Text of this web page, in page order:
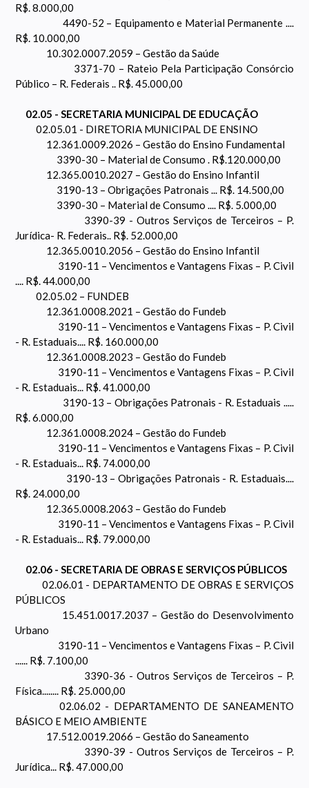
R$. 8.000,00
4490-52 – Equipamento e Material Permanente ....
R$. 10.000,00
10.302.0007.2059 – Gestão da Saúde
3371-70 – Rateio Pela Participação Consórcio
Público – R. Federais .. R$. 45.000,00
02.05 - SECRETARIA MUNICIPAL DE EDUCAÇÃO
02.05.01 - DIRETORIA MUNICIPAL DE ENSINO
12.361.0009.2026 – Gestão do Ensino Fundamental
3390-30 – Material de Consumo . R$.120.000,00
12.365.0010.2027 – Gestão do Ensino Infantil
3190-13 – Obrigações Patronais ... R$. 14.500,00
3390-30 – Material de Consumo .... R$. 5.000,00
3390-39 - Outros Serviços de Terceiros – P.
Jurídica- R. Federais.. R$. 52.000,00
12.365.0010.2056 – Gestão do Ensino Infantil
3190-11 – Vencimentos e Vantagens Fixas – P. Civil
.... R$. 44.000,00
02.05.02 – FUNDEB
12.361.0008.2021 – Gestão do Fundeb
3190-11 – Vencimentos e Vantagens Fixas – P. Civil
- R. Estaduais.... R$. 160.000,00
12.361.0008.2023 – Gestão do Fundeb
3190-11 – Vencimentos e Vantagens Fixas – P. Civil
- R. Estaduais... R$. 41.000,00
3190-13 – Obrigações Patronais - R. Estaduais .....
R$. 6.000,00
12.361.0008.2024 – Gestão do Fundeb
3190-11 – Vencimentos e Vantagens Fixas – P. Civil
- R. Estaduais... R$. 74.000,00
3190-13 – Obrigações Patronais - R. Estaduais....
R$. 24.000,00
12.365.0008.2063 – Gestão do Fundeb
3190-11 – Vencimentos e Vantagens Fixas – P. Civil
- R. Estaduais... R$. 79.000,00
02.06 - SECRETARIA DE OBRAS E SERVIÇOS PÚBLICOS
02.06.01 - DEPARTAMENTO DE OBRAS E SERVIÇOS
PÚBLICOS
15.451.0017.2037 – Gestão do Desenvolvimento
Urbano
3190-11 – Vencimentos e Vantagens Fixas – P. Civil
...... R$. 7.100,00
3390-36 - Outros Serviços de Terceiros – P.
Física........ R$. 25.000,00
02.06.02 - DEPARTAMENTO DE SANEAMENTO
BÁSICO E MEIO AMBIENTE
17.512.0019.2066 – Gestão do Saneamento
3390-39 - Outros Serviços de Terceiros – P.
Jurídica... R$. 47.000,00